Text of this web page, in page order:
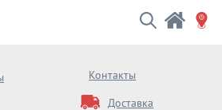
Контакты
Доставка